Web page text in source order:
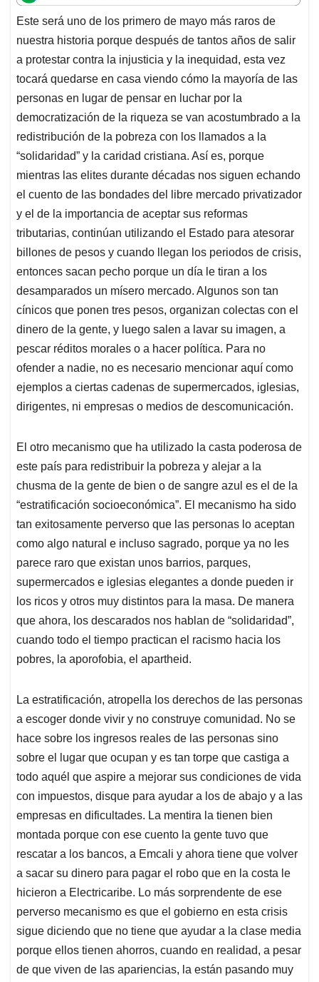
t
s
A
p
p
e
b
o
o
k
k
e
d
I
n
i
l
e
a
d
s
Este será uno de los primero de mayo más raros de
nuestra historia porque después de tantos años de salir
a protestar contra la injusticia y la inequidad, esta vez
tocará quedarse en casa viendo cómo la mayoría de las
personas en lugar de pensar en luchar por la
democratización de la riqueza se van acostumbrado a la
redistribución de la pobreza con los llamados a la
“solidaridad” y la caridad cristiana. Así es, porque
mientras las elites durante décadas nos siguen echando
el cuento de las bondades del libre mercado privatizador
y el de la importancia de aceptar sus reformas
tributarias, continúan utilizando el Estado para atesorar
billones de pesos y cuando llegan los periodos de crisis,
entonces sacan pecho porque un día le tiran a los
desamparados un mísero mercado. Algunos son tan
cínicos que ponen tres pesos, organizan colectas con el
dinero de la gente, y luego salen a lavar su imagen, a
pescar réditos morales o a hacer política. Para no
ofender a nadie, no es necesario mencionar aquí como
ejemplos a ciertas cadenas de supermercados, iglesias,
dirigentes, ni empresas o medios de descomunicación.
El otro mecanismo que ha utilizado la casta poderosa de
este país para redistribuir la pobreza y alejar a la
chusma de la gente de bien o de sangre azul es el de la
“estratificación socioeconómica”. El mecanismo ha sido
tan exitosamente perverso que las personas lo aceptan
como algo natural e incluso sagrado, porque ya no les
parece raro que existan unos barrios, parques,
supermercados e iglesias elegantes a donde pueden ir
los ricos y otros muy distintos para la masa. De manera
que ahora, los descarados nos hablan de “solidaridad”,
cuando todo el tiempo practican el racismo hacia los
pobres, la aporofobia, el apartheid.
La estratificación, atropella los derechos de las personas
a escoger donde vivir y no construye comunidad. No se
hace sobre los ingresos reales de las personas sino
sobre el lugar que ocupan y es tan torpe que castiga a
todo aquél que aspire a mejorar sus condiciones de vida
con impuestos, disque para ayudar a los de abajo y a las
empresas en dificultades. La mentira la tienen bien
montada porque con ese cuento la gente tuvo que
rescatar a los bancos, a Emcali y ahora tiene que volver
a sacar su dinero para pagar el robo que en la costa le
hicieron a Electricaribe. Lo más sorprendente de ese
perverso mecanismo es que el gobierno en esta crisis
sigue diciendo que no tiene que ayudar a la clase media
porque ellos tienen ahorros, cuando en realidad, a pesar
de que viven de las apariencias, la están pasando muy